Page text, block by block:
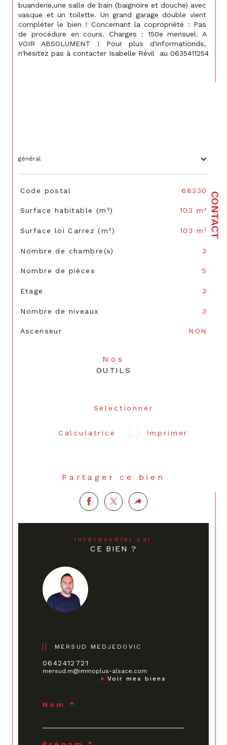
CONTACT
buanderie,une salle de bain (baignoire et douche) avec
vasque et un toilette. Un grand garage double vient
compléter le bien ! Concernant la copropriété : Pas
de procédure en cours. Charges : 150e mensuel. A
VOIR ABSOLUMENT ! Pour plus d'informationds,
n'hésitez pas à contacter Isabelle Révil  au 0635411254
général
TRAD_SIROCCO_Caracteristique
Code postal 68330
Surface habitable (m²) 103 m²
Surface loi Carrez (m²) 103 m²
Nombre de chambre(s) 3
Nombre de pièces 5
Etage 3
Nombre de niveaux 3
Ascenseur NON
Nos
OUTILS
Sélectionner
Calculatrice Imprimer
Partager ce bien
Intéressé(e) par
CE BIEN ?
MERSUD MEDJEDOVIC
0642412721
mersud.m@immoplus-alsace.com
Voir mes biens
Nom *